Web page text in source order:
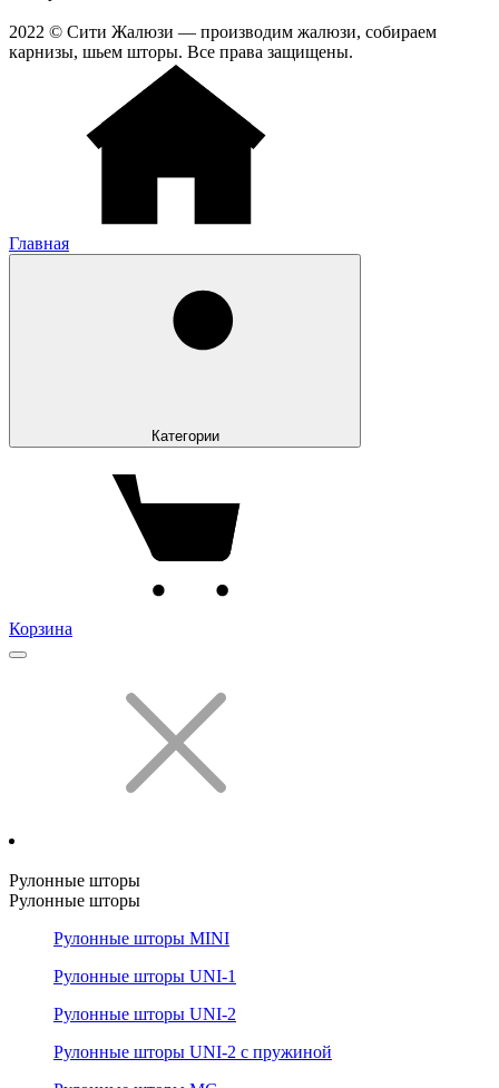
2022 © Сити Жалюзи — производим жалюзи, собираем
карнизы, шьем шторы. Все права защищены.
Главная
Категории
Корзина
Рулонные шторы
Рулонные шторы
Рулонные шторы MINI
Рулонные шторы UNI-1
Рулонные шторы UNI-2
Рулонные шторы UNI-2 с пружиной